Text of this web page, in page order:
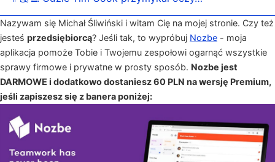
Nazywam się Michał Śliwiński i witam Cię na mojej stronie. Czy też
jesteś przedsiębiorcą? Jeśli tak, to wypróbuj Nozbe - moja
aplikacja pomoże Tobie i Twojemu zespołowi ogarnąć wszystkie
sprawy firmowe i prywatne w prosty sposób. Nozbe jest
DARMOWE i dodatkowo dostaniesz 60 PLN na wersję Premium,
jeśli zapiszesz się z banera poniżej: